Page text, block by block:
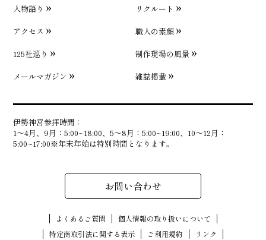
人物語り
リクルート
アクセス
職人の素顔
125社巡り
制作現場の風景
メールマガジン
雑誌掲載
伊勢神宮参拝時間：
1〜4月、9月：5:00~18:00、5〜8月：5:00~19:00、10〜12月：
5:00~17:00※年末年始は特別時間となります。
お問い合わせ
よくあるご質問
個人情報の取り扱いについて
特定商取引法に関する表示
ご利用規約 リンク